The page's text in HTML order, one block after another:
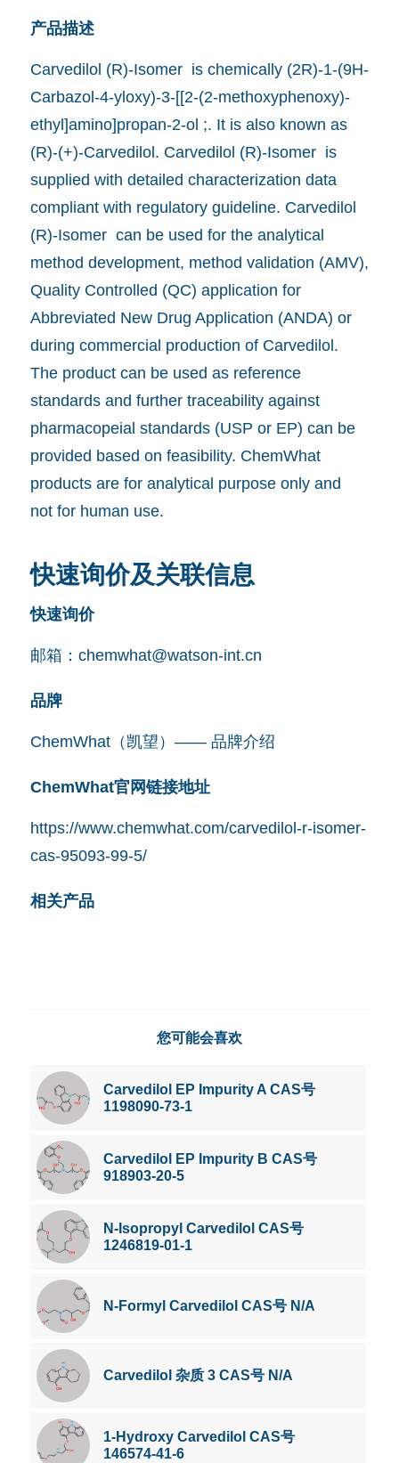
产品描述
Carvedilol (R)-Isomer is chemically (2R)-1-(9H-
Carbazol-4-yloxy)-3-[[2-(2-methoxyphenoxy)-
ethyl]amino]propan-2-ol ;. It is also known as
(R)-(+)-Carvedilol. Carvedilol (R)-Isomer is
supplied with detailed characterization data
compliant with regulatory guideline. Carvedilol
(R)-Isomer can be used for the analytical
method development, method validation (AMV),
Quality Controlled (QC) application for
Abbreviated New Drug Application (ANDA) or
during commercial production of Carvedilol.
The product can be used as reference
standards and further traceability against
pharmacopeial standards (USP or EP) can be
provided based on feasibility. ChemWhat
products are for analytical purpose only and
not for human use.
快速询价及关联信息
快速询价
邮箱： chemwhat@watson-int.cn
品牌
ChemWhat（凯望）—— 品牌介绍
ChemWhat官网链接地址
https://www.chemwhat.com/carvedilol-r-isomer-
cas-95093-99-5/
相关产品
您可能会喜欢
Carvedilol EP Impurity A CAS号
1198090-73-1
Carvedilol EP Impurity B CAS号
918903-20-5
N-Isopropyl Carvedilol CAS号
1246819-01-1
N-Formyl Carvedilol CAS号 N/A
Carvedilol 杂质 3 CAS号 N/A
1-Hydroxy Carvedilol CAS号
146574-41-6